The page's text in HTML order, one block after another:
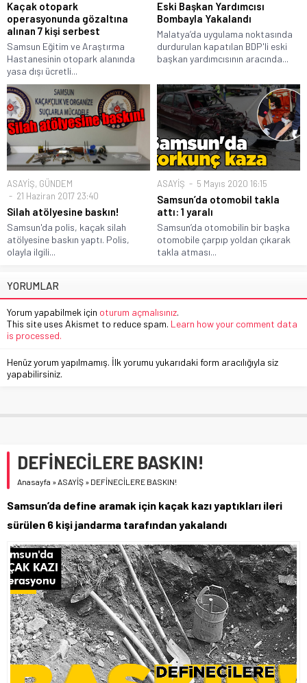
Kaçak otopark
operasyonunda gözaltına
alınan 7 kişi serbest
Samsun Eğitim ve Araştırma
Hastanesinin otopark alanında
yasa dışı ücretli...
Eski Başkan Yardımcısı
Bombayla Yakalandı
Malatya’da uygulama noktasında
durdurulan kapatılan BDP'li eski
başkan yardımcısının aracında...
ASAYİŞ, GÜNDEM
21 Haziran 2017 23:40
Silah atölyesine baskın!
Samsun'da polis, kaçak silah
atölyesine baskın yaptı. Polis,
olayla ilgili...
ASAYİŞ 5 Mayıs 2020 16:15
Samsun’da otomobil takla
attı: 1 yaralı
Samsun’da otomobilin bir başka
otomobile çarpıp yoldan çıkarak
takla atması...
YORUMLAR
Yorum yapabilmek için oturum açmalısınız.
This site uses Akismet to reduce spam. Learn how your comment data
is processed.
Henüz yorum yapılmamış. İlk yorumu yukarıdaki form aracılığıyla siz
yapabilirsiniz.
DEFİNECİLERE BASKIN!
Anasayfa » ASAYİŞ » DEFİNECİLERE BASKIN!
Samsun’da define aramak için kaçak kazı yaptıkları ileri
sürülen 6 kişi jandarma tarafından yakalandı